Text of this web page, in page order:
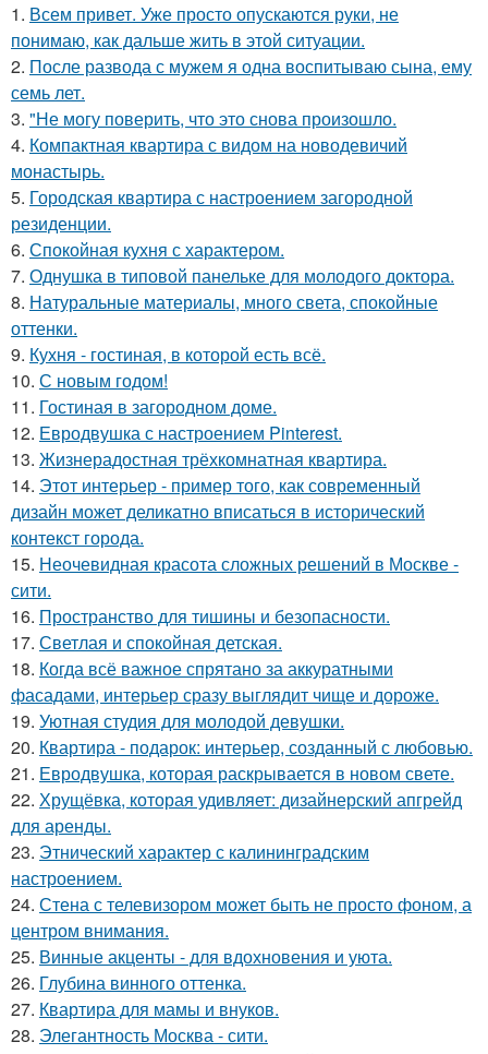
1. Всем привет. Уже просто опускаются руки, не
понимаю, как дальше жить в этой ситуации.
2. После развода с мужем я одна воспитываю сына, ему
семь лет.
3. "Не могу поверить, что это снова произошло.
4. Компактная квартира с видом на новодевичий
монастырь.
5. Городская квартира с настроением загородной
резиденции.
6. Спокойная кухня с характером.
7. Однушка в типовой панельке для молодого доктора.
8. Натуральные материалы, много света, спокойные
оттенки.
9. Кухня - гостиная, в которой есть всё.
10. С новым годом!
11. Гостиная в загородном доме.
12. Евродвушка с настроением Pinterest.
13. Жизнерадостная трёхкомнатная квартира.
14. Этот интерьер - пример того, как современный
дизайн может деликатно вписаться в исторический
контекст города.
15. Неочевидная красота сложных решений в Москве -
сити.
16. Пространство для тишины и безопасности.
17. Светлая и спокойная детская.
18. Когда всё важное спрятано за аккуратными
фасадами, интерьер сразу выглядит чище и дороже.
19. Уютная студия для молодой девушки.
20. Квартира - подарок: интерьер, созданный с любовью.
21. Евродвушка, которая раскрывается в новом свете.
22. Хрущёвка, которая удивляет: дизайнерский апгрейд
для аренды.
23. Этнический характер с калининградским
настроением.
24. Стена с телевизором может быть не просто фоном, а
центром внимания.
25. Винные акценты - для вдохновения и уюта.
26. Глубина винного оттенка.
27. Квартира для мамы и внуков.
28. Элегантность Москва - сити.